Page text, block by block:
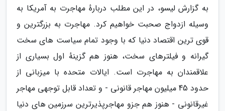
به گزارش لیسو، در این مطلب دربارهٔ مهاجرت به آمریکا به
وسیله ازدواج صحبت خواهیم کرد. مهاجرت به بزرگترین و
قوی ترین اقتصاد دنیا که با وجود تمام سیاست های سخت
گیرانه و فیلترهای سخت، هنوز هم گزینهٔ اول بسیاری از
علاقمندان به مهاجرت است. ایالات متحده با میزبانی از
حدود 45 میلیون مهاجر قانونی - و تعداد قابل توجهی مهاجر
غیرقانونی - هنوز هم جزو مهاجرپذیرترین سرزمین های دنیا